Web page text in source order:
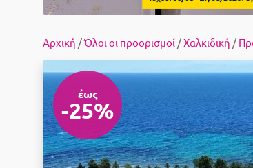
Αρχική /Όλοι οι προορισμοί /Χαλκιδική /
έως
-25%